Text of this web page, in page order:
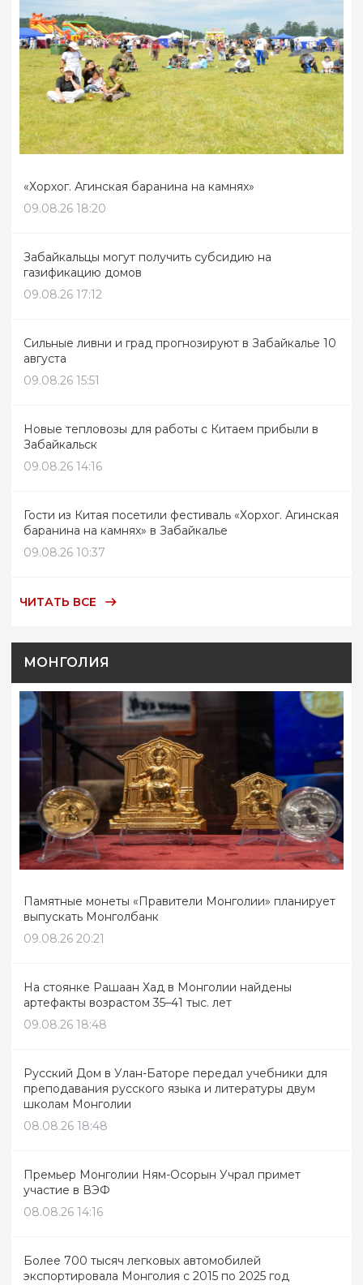
«Хорхог. Агинская баранина на камнях»
09.08.26 18:20
Забайкальцы могут получить субсидию на
газификацию домов
09.08.26 17:12
Сильные ливни и град прогнозируют в Забайкалье 10
августа
09.08.26 15:51
Новые тепловозы для работы с Китаем прибыли в
Забайкальск
09.08.26 14:16
Гости из Китая посетили фестиваль «Хорхог. Агинская
баранина на камнях» в Забайкалье
09.08.26 10:37
ЧИТАТЬ ВСЕ
МОНГОЛИЯ
Памятные монеты «Правители Монголии» планирует
выпускать Монголбанк
09.08.26 20:21
На стоянке Рашаан Хад в Монголии найдены
артефакты возрастом 35–41 тыс. лет
09.08.26 18:48
Русский Дом в Улан-Баторе передал учебники для
преподавания русского языка и литературы двум
школам Монголии
08.08.26 18:48
Премьер Монголии Ням-Осорын Учрал примет
участие в ВЭФ
08.08.26 14:16
Более 700 тысяч легковых автомобилей
экспортировала Монголия с 2015 по 2025 год